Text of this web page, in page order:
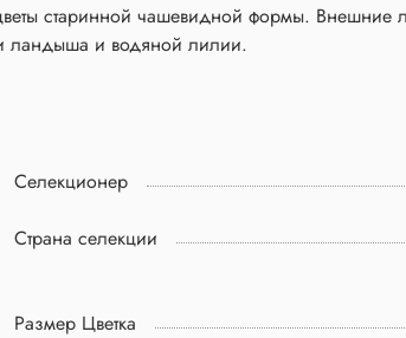
старинной чашевидной формы. Внешние
ландыша и водяной лилии.
Селекционер
Страна селекции
Размер Цветка